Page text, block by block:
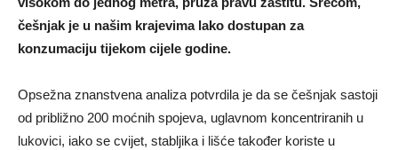
češnjak je u našim krajevima lako dostupan za
konzumaciju tijekom cijele godine.
Opsežna znanstvena analiza potvrdila je da se češnjak sastoji
od približno 200 moćnih spojeva, uglavnom koncentriranih u
lukovici, iako se cvijet, stabljika i lišće također koriste u